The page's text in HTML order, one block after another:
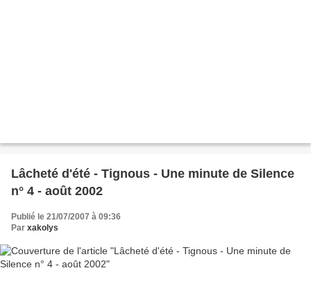
Lâcheté d'été - Tignous - Une minute de Silence
n° 4 - août 2002
Publié le 21/07/2007 à 09:36
Par xakolys